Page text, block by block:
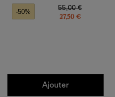
Prix de base
55,00 €
-50%
Prix
27,50 €
Ajouter